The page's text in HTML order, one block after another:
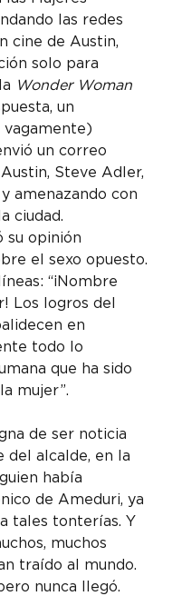
las redes
cine de Austin,
solo para
Wonder Woman
un
vagamente)
un correo
Steve Adler,
amenazando con
ciudad.
su opinión
el sexo opuesto.
“¡Nombre
Los logros del
en
todo lo
que ha sido
mujer”.
de ser noticia
del alcalde, en la
había
de Ameduri, ya
tales tonterías. Y
muchos
traído al mundo.
nunca llegó.